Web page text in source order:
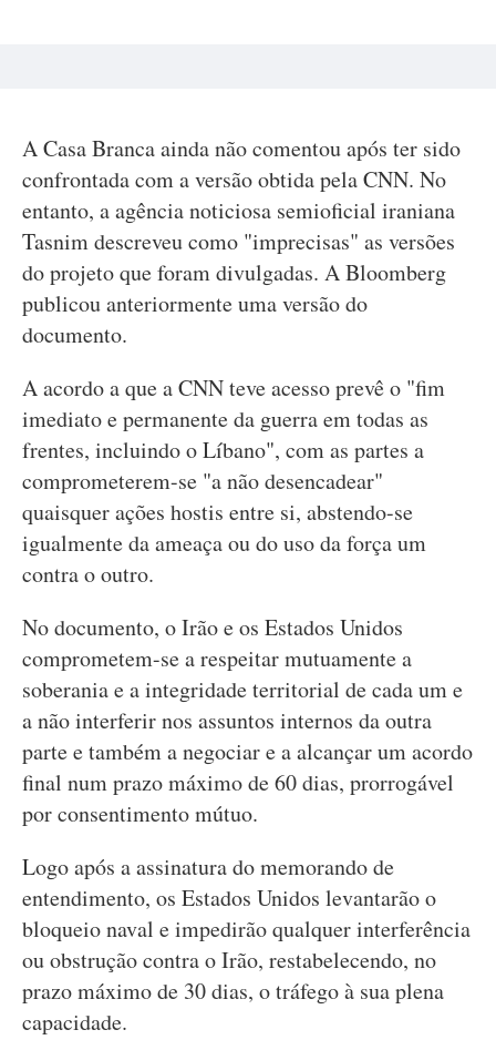
A Casa Branca ainda não comentou após ter sido
confrontada com a versão obtida pela CNN. No
entanto, a agência noticiosa semioficial iraniana
Tasnim descreveu como "imprecisas" as versões
do projeto que foram divulgadas. A Bloomberg
publicou anteriormente uma versão do
documento.
A acordo a que a CNN teve acesso prevê o "fim
imediato e permanente da guerra em todas as
frentes, incluindo o Líbano", com as partes a
comprometerem-se "a não desencadear"
quaisquer ações hostis entre si, abstendo-se
igualmente da ameaça ou do uso da força um
contra o outro.
No documento, o Irão e os Estados Unidos
comprometem-se a respeitar mutuamente a
soberania e a integridade territorial de cada um e
a não interferir nos assuntos internos da outra
parte e também a negociar e a alcançar um acordo
final num prazo máximo de 60 dias, prorrogável
por consentimento mútuo.
Logo após a assinatura do memorando de
entendimento, os Estados Unidos levantarão o
bloqueio naval e impedirão qualquer interferência
ou obstrução contra o Irão, restabelecendo, no
prazo máximo de 30 dias, o tráfego à sua plena
capacidade.